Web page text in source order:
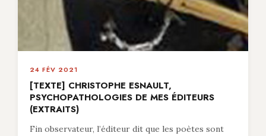
24 FÉV 2021
[TEXTE] CHRISTOPHE ESNAULT,
PSYCHOPATHOLOGIES DE MES ÉDITEURS
(EXTRAITS)
Fin observateur, l’éditeur dit que les poètes sont